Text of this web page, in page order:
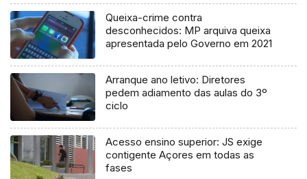
Queixa-crime contra
desconhecidos: MP arquiva queixa
apresentada pelo Governo em 2021
Arranque ano letivo: Diretores
pedem adiamento das aulas do 3º
ciclo
Acesso ensino superior: JS exige
contigente Açores em todas as
fases